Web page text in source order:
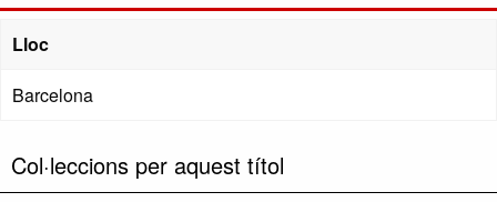
Lloc
Barcelona
Col·leccions per aquest títol